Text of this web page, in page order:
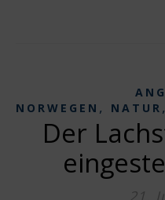
NORWEGEN , NATUR ,
Der